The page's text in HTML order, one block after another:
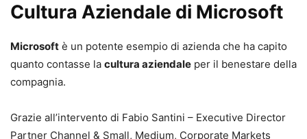
Cultura Aziendale di Microsoft
Microsoft è un potente esempio di azienda che ha capito
quanto contasse la cultura aziendale per il benestare della
compagnia.
Grazie all’intervento di Fabio Santini – Executive Director
Partner Channel & Small, Medium, Corporate Markets